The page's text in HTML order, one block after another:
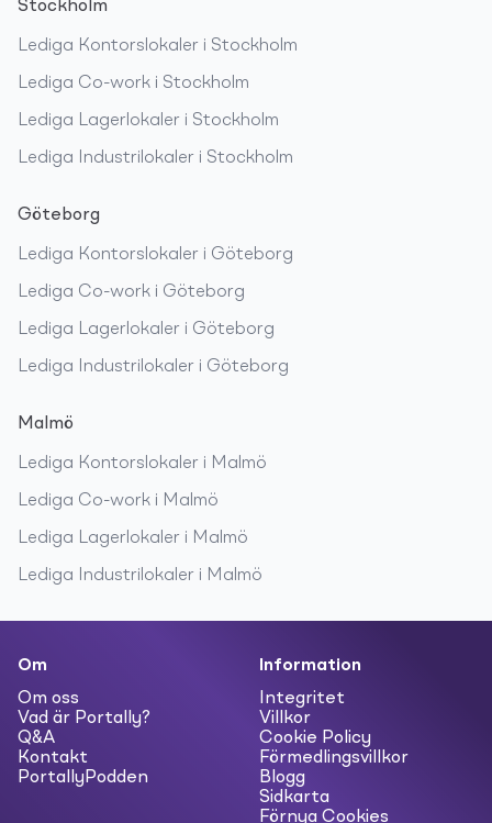
Stockholm
Lediga Kontorslokaler i Stockholm
Lediga Co-work i Stockholm
Lediga Lagerlokaler i Stockholm
Lediga Industrilokaler i Stockholm
Göteborg
Lediga Kontorslokaler i Göteborg
Lediga Co-work i Göteborg
Lediga Lagerlokaler i Göteborg
Lediga Industrilokaler i Göteborg
Malmö
Lediga Kontorslokaler i Malmö
Lediga Co-work i Malmö
Lediga Lagerlokaler i Malmö
Lediga Industrilokaler i Malmö
Om
Om oss
Vad är Portally?
Q&A
Kontakt
PortallyPodden
Information
Integritet
Villkor
Cookie Policy
Förmedlingsvillkor
Blogg
Sidkarta
Förnya Cookies